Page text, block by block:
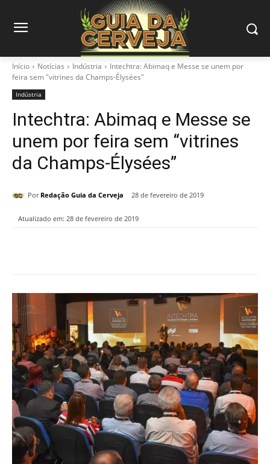
Início Notícias Indústria
Intechtra: Abimaq e Messe se unem por
feira sem "vitrines da Champs-Élysées"
Indústria
Intechtra: Abimaq e Messe se
unem por feira sem “vitrines
da Champs-Élysées”
Por Redação Guia da Cerveja 28 de fevereiro de 2019
Atualizado em: 28 de fevereiro de 2019